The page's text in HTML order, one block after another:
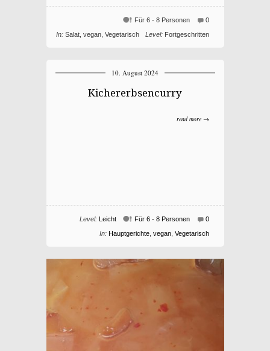
0
Für 6 - 8 Personen
Level: Fortgeschritten
In: Salat, vegan, Vegetarisch
10. August 2024
Kichererbsencurry
read more →
0
Für 6 - 8 Personen
Level: Leicht
In: Hauptgerichte, vegan, Vegetarisch